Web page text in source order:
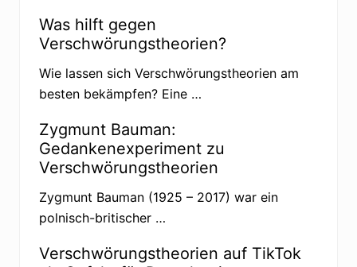
Was hilft gegen
Verschwörungstheorien?
Wie lassen sich Verschwörungstheorien am
besten bekämpfen? Eine …
Zygmunt Bauman:
Gedankenexperiment zu
Verschwörungstheorien
Zygmunt Bauman (1925 – 2017) war ein
polnisch-britischer …
Verschwörungstheorien auf TikTok